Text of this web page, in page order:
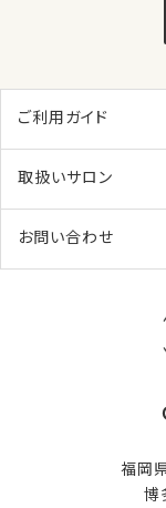
ご利用ガイド
取扱いサロン
お問い合わせ
福岡
博